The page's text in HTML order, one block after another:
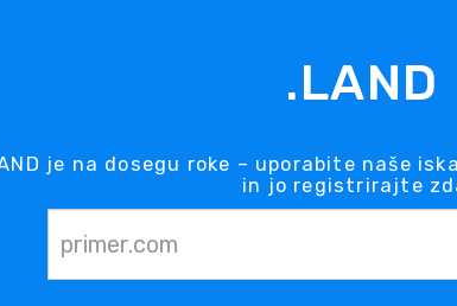
.LAND
je na dosegu roke – uporabite naše
in jo registrirajte